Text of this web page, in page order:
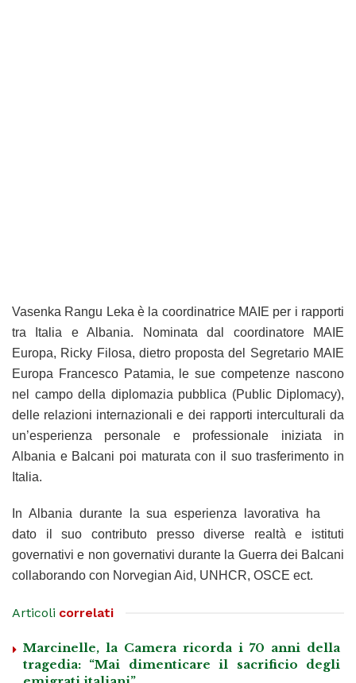
Vasenka Rangu Leka è la coordinatrice MAIE per i rapporti
tra Italia e Albania. Nominata dal coordinatore MAIE
Europa, Ricky Filosa, dietro proposta del Segretario MAIE
Europa Francesco Patamia, le sue competenze nascono
nel campo della diplomazia pubblica (Public Diplomacy),
delle relazioni internazionali e dei rapporti interculturali da
un’esperienza personale e professionale iniziata in
Albania e Balcani poi maturata con il suo trasferimento in
Italia.
In Albania durante la sua esperienza lavorativa ha
dato il suo contributo presso diverse realtà e istituti
governativi e non governativi durante la Guerra dei Balcani
collaborando con Norvegian Aid, UNHCR, OSCE ect.
Articoli correlati
Marcinelle, la Camera ricorda i 70 anni della
tragedia: “Mai dimenticare il sacrificio degli